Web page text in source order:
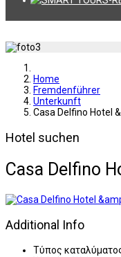
Home
Fremdenführer
Unterkunft
Casa Delfino Hotel
Hotel suchen
Casa Delfino
Additional Info
Τύπος